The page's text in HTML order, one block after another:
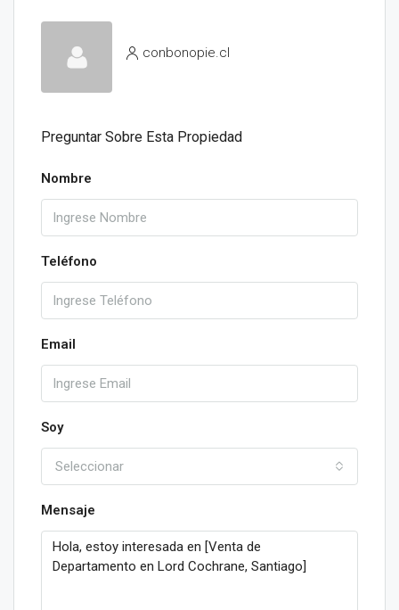
conbonopie.cl
Preguntar Sobre Esta Propiedad
Nombre
Teléfono
Email
Soy
Seleccionar
Mensaje